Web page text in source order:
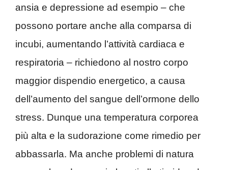
ansia e depressione ad esempio – che
possono portare anche alla comparsa di
incubi, aumentando l’attività cardiaca e
respiratoria – richiedono al nostro corpo
maggior dispendio energetico, a causa
dell’aumento del sangue dell’ormone dello
stress. Dunque una temperatura corporea
più alta e la sudorazione come rimedio per
abbassarla. Ma anche problemi di natura